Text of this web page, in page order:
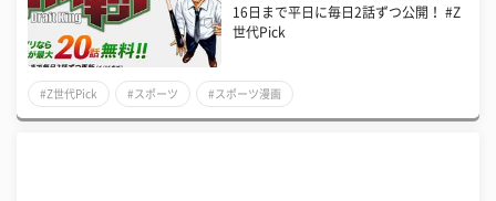
16日まで平日に毎日2話ずつ公開！ #Z
世代Pick
#Z世代Pick #スポーツ #スポーツ漫画